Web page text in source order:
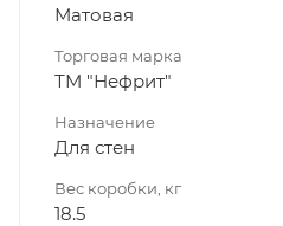
Матовая
Торговая марка
ТМ "Нефрит"
Назначение
Для стен
Вес коробки, кг
18.5